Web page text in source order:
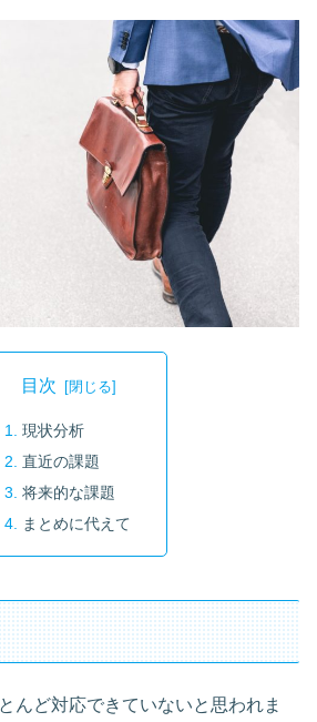
目次
現状分析
直近の課題
将来的な課題
まとめに代えて
んど対応できていないと思われま